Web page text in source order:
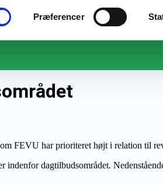
Præferencer
FEVU har prioriteret højt i relation til
dagtilbudsområdet.